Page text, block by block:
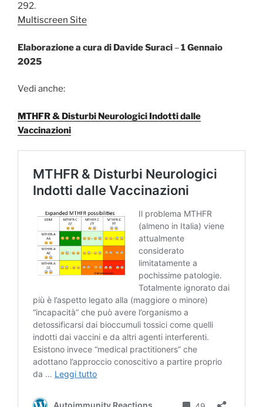
292.
Multiscreen Site
Elaborazione a cura di Davide Suraci –1 Gennaio
2025
Vedi anche:
MTHFR & Disturbi Neurologici Indotti dalle
Vaccinazioni